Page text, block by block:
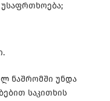
ნაშრომში უნდა
საკითხის